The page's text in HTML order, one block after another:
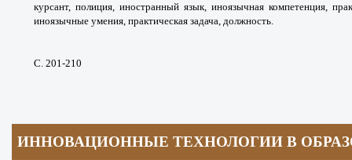
курсант, полиция, иностранный язык, иноязычная компетенция,
иноязычные умения, практическая задача, должность.
С. 201-210
ИННОВАЦИОННЫЕ ТЕХНОЛОГИИ В